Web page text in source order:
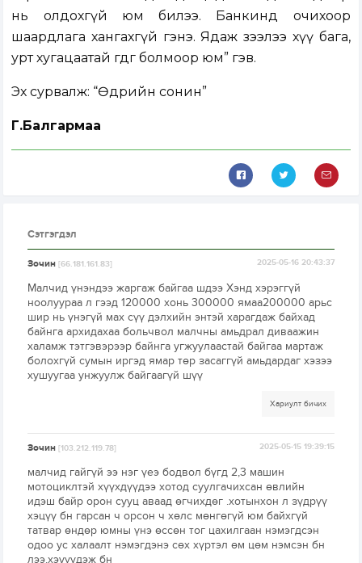
нь олдохгүй юм билээ. Банкинд очихоор
шаардлага хангахгүй гэнэ. Ядаж зээлээ хүү бага,
урт хугацаатай өгдөг болмоор юм” гэв.
Эх сурвалж: “Өдрийн сонин”
Г.Балгармаа
Сэтгэгдэл
Зочин[66.181.161.83] 2025-05-16 20:43:37
Малчид үнэндээ жаргаж байгаа шдээ Хэнд хэрэггүй
ноолуураа л гээд 120000 хонь 300000 ямаа200000 арьс
шир нь үнэгүй мах сүү дэлхийн энтэй харагдаж байхад
байнга архидахаа больчвол малчны амьдрал диваажин
халамж тэтгэвэрээр байнга угжуулаастай байгаа мартаж
болохгүй сумын иргэд ямар төр засаггүй амьдардаг хэзээ
хушуугаа унжуулж байгаагүй шүү
Хариулт бичих
Зочин[103.212.119.78] 2025-05-15 19:39:15
малчид гайгүй ээ нэг үеэ бодвол бүгд 2,3 машин
мотоциклтэй хүүхдүүдээ хотод суулгачихсан өвлийн
идэш байр орон сууц аваад өгчихдөг .хотынхон л зүдрүү
хэцүү бн гарсан ч орсон ч хөлс мөнгөгүй юм байхгүй
татвар өндөр юмны үнэ өссөн тог цахилгаан нэмэгдсэн
одоо ус халаалт нэмэгдэнэ сөх хүртэл өм цөм нэмсэн бн
лээ.хэуүүдэж бн